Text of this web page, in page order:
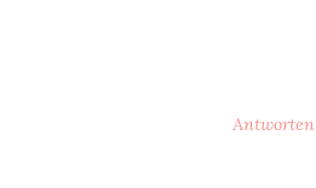
Antworten